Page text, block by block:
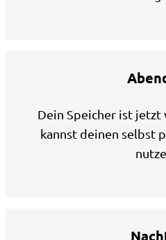
Dein Speicher ist jetzt
kannst deinen selbst